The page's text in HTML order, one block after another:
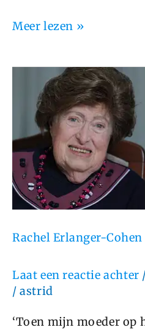
Meer lezen »
Rachel Erlanger-Cohen
Laat een reactie achter
/astrid
‘Toen mijn moeder op
Rachel
Erlanger-
Cohen